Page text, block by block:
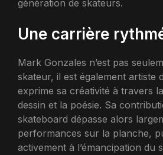
génération de skateurs.
Une carrière
Mark Gonzales n’est pas
skateur, il est également artiste
exprime sa créativité à travers
dessin et la poésie. Sa
skateboard dépasse alors
performances sur la planche,
activement à l’émancipation du